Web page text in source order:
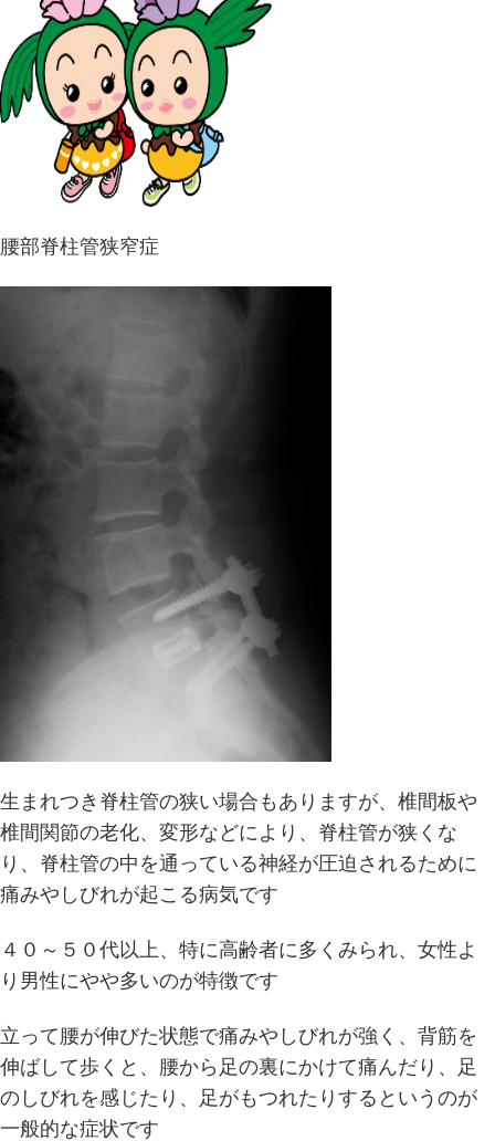
腰部脊柱管狭窄症
生まれつき脊柱管の狭い場合もありますが、椎間板や
椎間関節の老化、変形などにより、脊柱管が狭くな
り、脊柱管の中を通っている神経が圧迫されるために
痛みやしびれが起こる病気です
４０～５０代以上、特に高齢者に多くみられ、女性よ
り男性にやや多いのが特徴です
立って腰が伸びた状態で痛みやしびれが強く、背筋を
伸ばして歩くと、腰から足の裏にかけて痛んだり、足
のしびれを感じたり、足がもつれたりするというのが
一般的な症状です